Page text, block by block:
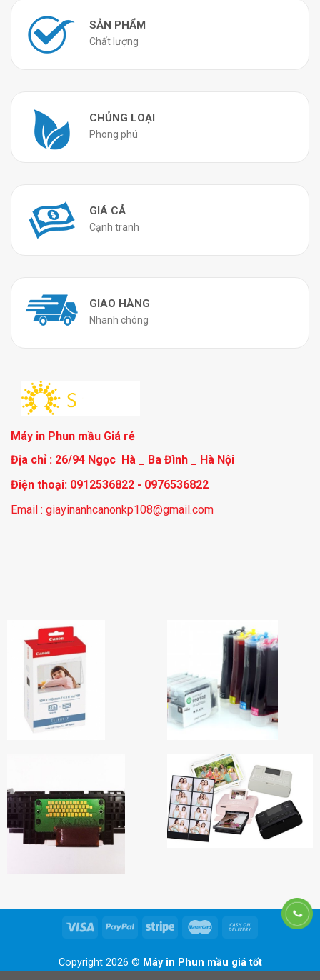
SẢN PHẨM
Chất lượng
CHỦNG LOẠI
Phong phú
GIÁ CẢ
Cạnh tranh
GIAO HÀNG
Nhanh chóng
Máy in Phun mầu Giá rẻ
Địa chỉ : 26/94 Ngọc Hà _ Ba Đình _ Hà Nội
Điện thoại: 0912536822 - 0976536822
Email : giayinanhcanonkp108@gmail.com
Copyright 2026 © Máy in Phun mầu giá tốt